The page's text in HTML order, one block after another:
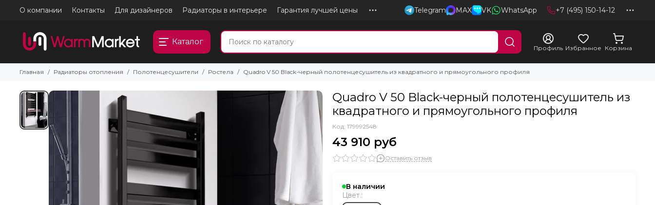
О компании Контакты Для дизайнеров Радиаторы в интерьере Гарантия лучшей цены Telegram MAX VK WhatsApp +7 (495) 150-14-12
Каталог
Профиль Избранное Корзина
Главная Радиаторы отопления Полотенцесушители Ростела Quadro V 50 Black-черный полотенцесушитель из квадратного и прямоугольного профиля
Quadro V 50 Black-черный полотенцесушитель из
квадратного и прямоугольного профиля
Код: 179992548
43 910 руб
Оставить отзыв
В наличии
Цвет.: